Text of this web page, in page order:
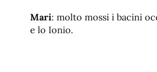
Mari: molto mossi i bacini
e lo Ionio.